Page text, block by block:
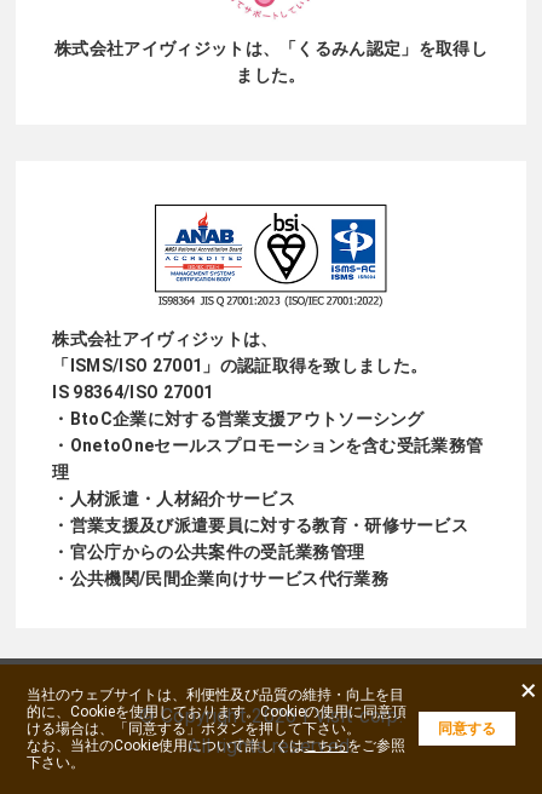
株式会社アイヴィジットは、
「くるみん認定」を取得し
ました。
株式会社アイヴィジットは、
「ISMS/ISO 27001」の認証取得を致しました。
IS 98364/ISO 27001
・BtoC企業に対する営業支援アウトソーシング
・OnetoOneセールスプロモーションを含む受託業務管
理
・人材派遣・人材紹介サービス
・営業支援及び派遣要員に対する教育・研修サービス
・官公庁からの公共案件の受託業務管理
・公共機関/民間企業向けサービス代行業務
© Copyright2026 I Visit corp.
All rights reserved.
×
当社のウェブサイトは、利便性及び品質の維持・向上を目
的に、Cookieを使用しております。Cookieの使用に同意頂
ける場合は、「同意する」ボタンを押して下さい。
なお、当社のCookie使用について詳しくはこちらをご参照
下さい。
同意する